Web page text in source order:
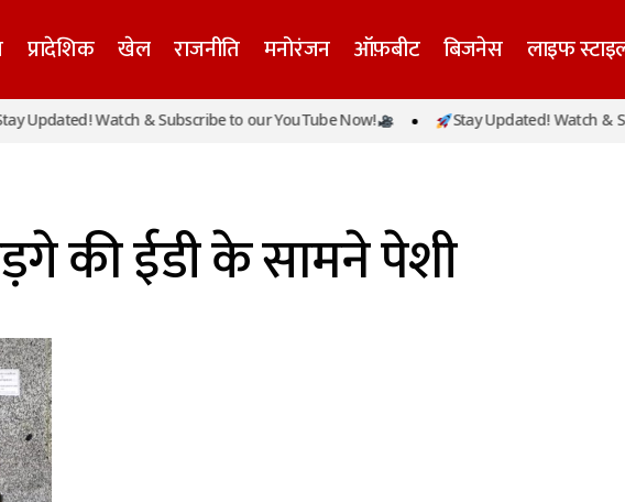
प्रादेशिक खेल राजनीति मनोरंजन ऑफ़बीट बिजनेस लाइफ
Updated! Watch & Subscribe to our YouTube Now! Stay Updated! Watch &
की ईडी के सामने पेशी